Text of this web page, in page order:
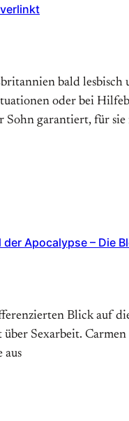
bald
oder bei
garantiert, für sie
Apocalypse – Die
Blick auf
Sexarbeit.
aus